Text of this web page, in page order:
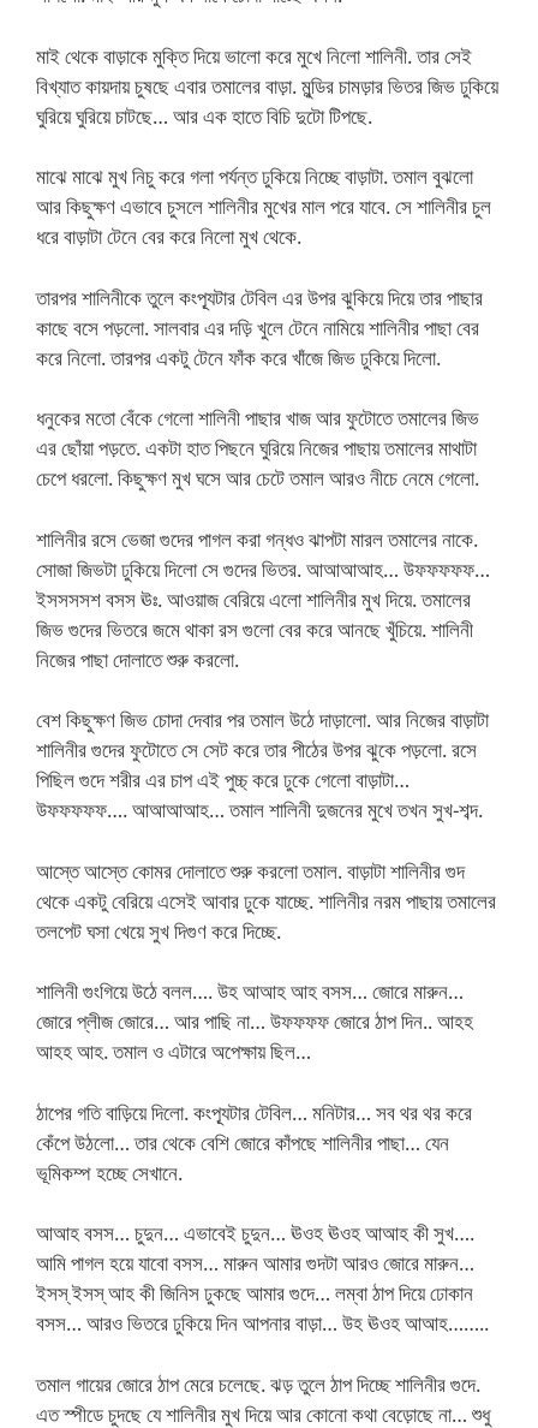
মাই থেকে বাড়াকে মুক্তি দিয়ে ভালো করে মুখে নিলো শালিনী. তার সেই
বিখ্যাত কায়দায় চুষছে এবার তমালের বাড়া. মুন্ডির চামড়ার ভিতর জিভ ঢুকিয়ে
ঘুরিয়ে ঘুরিয়ে চাটছে… আর এক হাতে বিচি দুটো টিপছে.
মাঝে মাঝে মুখ নিচু করে গলা পর্যন্ত ঢুকিয়ে নিচ্ছে বাড়াটা. তমাল বুঝলো
আর কিছুক্ষণ এভাবে চুসলে শালিনীর মুখের মাল পরে যাবে. সে শালিনীর চুল
ধরে বাড়াটা টেনে বের করে নিলো মুখ থেকে.
তারপর শালিনীকে তুলে কংপ্যূটার টেবিল এর উপর ঝুকিয়ে দিয়ে তার পাছার
কাছে বসে পড়লো. সালবার এর দড়ি খুলে টেনে নামিয়ে শালিনীর পাছা বের
করে নিলো. তারপর একটু টেনে ফাঁক করে খাঁজে জিভ ঢুকিয়ে দিলো.
ধনুকের মতো বেঁকে গেলো শালিনী পাছার খাজ আর ফুটোতে তমালের জিভ
এর ছোঁয়া পড়তে. একটা হাত পিছনে ঘুরিয়ে নিজের পাছায় তমালের মাথাটা
চেপে ধরলো. কিছুক্ষণ মুখ ঘসে আর চেটে তমাল আরও নীচে নেমে গেলো.
শালিনীর রসে ভেজা গুদের পাগল করা গন্ধও ঝাপটা মারল তমালের নাকে.
সোজা জিভটা ঢুকিয়ে দিলো সে গুদের ভিতর. আআআআহ… উফফফফফ…
ইসসসসশ বসস ঊঃ. আওয়াজ বেরিয়ে এলো শালিনীর মুখ দিয়ে. তমালের
জিভ গুদের ভিতরে জমে থাকা রস গুলো বের করে আনছে খুঁচিয়ে. শালিনী
নিজের পাছা দোলাতে শুরু করলো.
বেশ কিছুক্ষণ জিভ চোদা দেবার পর তমাল উঠে দাড়ালো. আর নিজের বাড়াটা
শালিনীর গুদের ফুটোতে সে সেট করে তার পীঠের উপর ঝুকে পড়লো. রসে
পিছিল গুদে শরীর এর চাপ এই পুচ্চ্ করে ঢুকে গেলো বাড়াটা…
উফফফফফ…. আআআআহ… তমাল শালিনী দুজনের মুখে তখন সুখ-শব্দ.
আস্তে আস্তে কোমর দোলাতে শুরু করলো তমাল. বাড়াটা শালিনীর গুদ
থেকে একটু বেরিয়ে এসেই আবার ঢুকে যাচ্ছে. শালিনীর নরম পাছায় তমালের
তলপেট ঘসা খেয়ে সুখ দিগুণ করে দিচ্ছে.
শালিনী গুংগিয়ে উঠে বলল…. উহ আআহ আহ বসস… জোরে মারুন…
জোরে প্লীজ জোরে… আর পাছি না… উফফফফ জোরে ঠাপ দিন.. আহহ
আহহ আহ. তমাল ও এটারে অপেক্ষায় ছিল…
ঠাপের গতি বাড়িয়ে দিলো. কংপ্যূটার টেবিল… মনিটার… সব থর থর করে
কেঁপে উঠলো… তার থেকে বেশি জোরে কাঁপছে শালিনীর পাছা… যেন
ভূমিকম্প হচ্ছে সেখানে.
আআহ বসস… চুদুন… এভাবেই চুদুন… ঊওহ ঊওহ আআহ কী সুখ….
আমি পাগল হয়ে যাবো বসস… মারুন আমার গুদটা আরও জোরে মারুন…
ইসস্ ইসস্ আহ কী জিনিস ঢুকছে আমার গুদে… লম্বা ঠাপ দিয়ে ঢোকান
বসস… আরও ভিতরে ঢুকিয়ে দিন আপনার বাড়া… উহ ঊওহ আআহ……..
তমাল গায়ের জোরে ঠাপ মেরে চলেছে. ঝড় তুলে ঠাপ দিচ্ছে শালিনীর গুদে.
এত স্পীডে চুদছে যে শালিনীর মুখ দিয়ে আর কোনো কথা বেড়োছে না… শুধু